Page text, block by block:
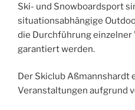
Ski- und Snowboardsport
situationsabhängige
die Durchführung
garantiert werden.
Der Skiclub Aßmannshardt
Veranstaltungen aufgrund